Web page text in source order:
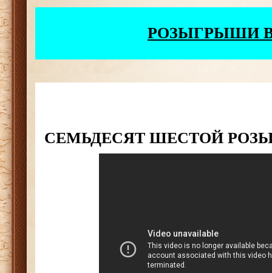
РОЗЫГРЫШИ
СЕМЬДЕСЯТ ШЕСТОЙ